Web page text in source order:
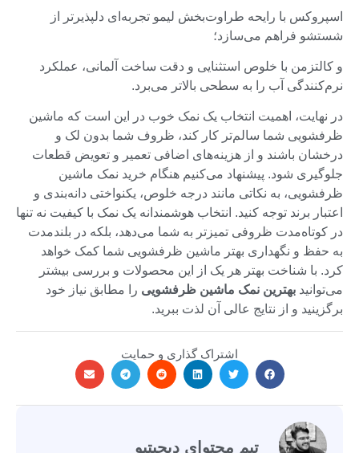
اسپروکس با رایحه طراوت‌بخش لیمو تجربه‌ای دلپذیرتر از
شستشو فراهم می‌سازد؛
و کالتزمن با خلوص استثنایی و دقت ساخت آلمانی، عملکرد
نرم‌کنندگی آب را به سطحی بالاتر می‌برد.
در نهایت، اهمیت انتخاب یک نمک خوب در این است که ماشین
ظرفشویی شما سالم‌تر کار کند، ظروف شما بدون لک و
درخشان باشند و از هزینه‌های اضافی تعمیر و تعویض قطعات
جلوگیری شود. پیشنهاد می‌کنیم هنگام خرید نمک ماشین
ظرفشویی، به نکاتی مانند درجه خلوص، یکنواختی دانه‌بندی و
اعتبار برند توجه کنید. انتخاب هوشمندانه یک نمک با کیفیت نه تنها
در کوتاه‌مدت ظروفی تمیزتر به شما می‌دهد، بلکه در بلندمدت
به حفظ و نگهداری بهتر ماشین ظرفشویی شما کمک خواهد
کرد. با شناخت بهتر هر یک از این محصولات و بررسی بیشتر
می‌توانید بهترین نمک ماشین ظرفشویی را مطابق نیاز خود
برگزینید و از نتایج عالی آن لذت ببرید.
اشتراک گذاری و حمایت
تیم محتوای دیجیتیو